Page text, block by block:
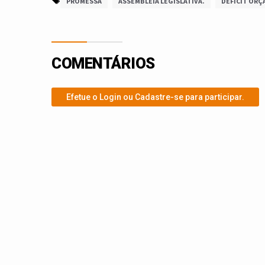
COMENTÁRIOS
Efetue o Login ou Cadastre-se para participar.